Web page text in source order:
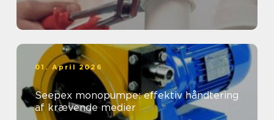
01. April 2026
Seepex monopumpe: effektiv håndtering
af krævende medier